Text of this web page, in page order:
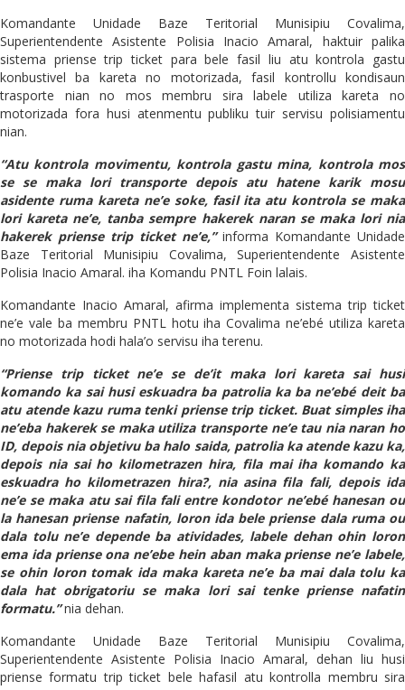
Komandante Unidade Baze Teritorial Munisipiu Covalima,
Superientendente Asistente Polisia Inacio Amaral, haktuir palika
sistema priense trip ticket para bele fasil liu atu kontrola gastu
konbustivel ba kareta no motorizada, fasil kontrollu kondisaun
trasporte nian no mos membru sira labele utiliza kareta no
motorizada fora husi atenmentu publiku tuir servisu polisiamentu
nian.
“Atu kontrola movimentu, kontrola gastu mina, kontrola mos
se se maka lori transporte depois atu hatene karik mosu
asidente ruma kareta ne’e soke, fasil ita atu kontrola se maka
lori kareta ne’e, tanba sempre hakerek naran se maka lori nia
hakerek priense trip ticket ne’e,”informa Komandante Unidade
Baze Teritorial Munisipiu Covalima, Superientendente Asistente
Polisia Inacio Amaral. iha Komandu PNTL Foin lalais.
Komandante Inacio Amaral, afirma implementa sistema trip ticket
ne’e vale ba membru PNTL hotu iha Covalima ne’ebé utiliza kareta
no motorizada hodi hala’o servisu iha terenu.
“Priense trip ticket ne’e se de’it maka lori kareta sai husi
komando ka sai husi eskuadra ba patrolia ka ba ne’ebé deit ba
atu atende kazu ruma tenki priense trip ticket. Buat simples iha
ne’eba hakerek se maka utiliza transporte ne’e tau nia naran ho
ID, depois nia objetivu ba halo saida, patrolia ka atende kazu ka,
depois nia sai ho kilometrazen hira, fila mai iha komando ka
eskuadra ho kilometrazen hira?, nia asina fila fali, depois ida
ne’e se maka atu sai fila fali entre kondotor ne’ebé hanesan ou
la hanesan priense nafatin, loron ida bele priense dala ruma ou
dala tolu ne’e depende ba atividades, labele dehan ohin loron
ema ida priense ona ne’ebe hein aban maka priense ne’e labele,
se ohin loron tomak ida maka kareta ne’e ba mai dala tolu ka
dala hat obrigatoriu se maka lori sai tenke priense nafatin
formatu.”nia dehan.
Komandante Unidade Baze Teritorial Munisipiu Covalima,
Superientendente Asistente Polisia Inacio Amaral, dehan liu husi
priense formatu trip ticket bele hafasil atu kontrolla membru sira